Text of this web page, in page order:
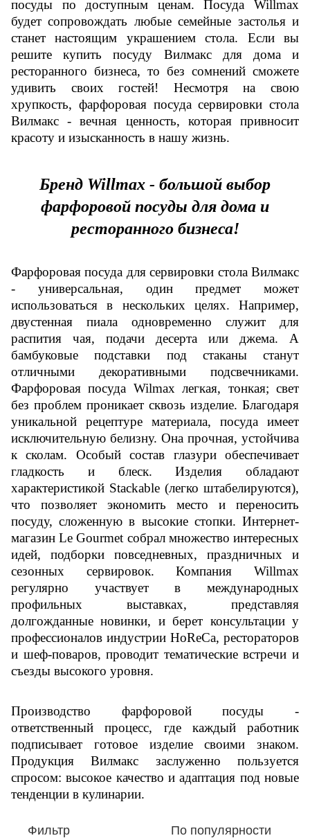
посуды по доступным ценам. Посуда Willmax
будет сопровождать любые семейные застолья и
станет настоящим украшением стола. Если вы
решите купить посуду Вилмакс для дома и
ресторанного бизнеса, то без сомнений сможете
удивить своих гостей! Несмотря на свою
хрупкость, фарфоровая посуда сервировки стола
Вилмакс - вечная ценность, которая привносит
красоту и изысканность в нашу жизнь.
Бренд Willmax - большой выбор
фарфоровой посуды для дома и
ресторанного бизнеса!
Фарфоровая посуда для сервировки стола Вилмакс
- универсальная, один предмет может
использоваться в нескольких целях. Например,
двустенная пиала одновременно служит для
распития чая, подачи десерта или джема. А
бамбуковые подставки под стаканы станут
отличными декоративными подсвечниками.
Фарфоровая посуда Wilmax легкая, тонкая; свет
без проблем проникает сквозь изделие. Благодаря
уникальной рецептуре материала, посуда имеет
исключительную белизну. Она прочная, устойчива
к сколам. Особый состав глазури обеспечивает
гладкость и блеск. Изделия обладают
характеристикой Stackable (легко штабелируются),
что позволяет экономить место и переносить
посуду, сложенную в высокие стопки. Интернет-
магазин Le Gourmet собрал множество интересных
идей, подборки повседневных, праздничных и
сезонных сервировок. Компания Willmax
регулярно участвует в международных
профильных выставках, представляя
долгожданные новинки, и берет консультации у
профессионалов индустрии HoReCa, рестораторов
и шеф-поваров, проводит тематические встречи и
съезды высокого уровня.
Производство фарфоровой посуды -
ответственный процесс, где каждый работник
подписывает готовое изделие своими знаком.
Продукция Вилмакс заслуженно пользуется
спросом: высокое качество и адаптация под новые
тенденции в кулинарии.
Фильтр По популярности